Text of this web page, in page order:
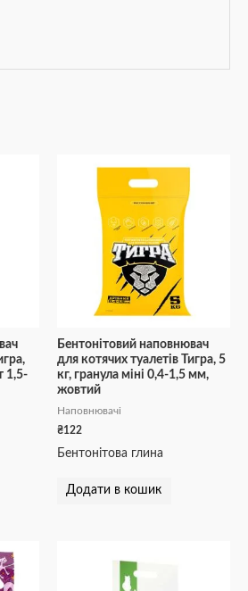
1,5-
Бентонітовий наповнювач
для котячих туалетів Тигра, 5
кг, гранула міні 0,4-1,5 мм,
жовтий
Наповнювачі
₴122
Бентонітова глина
Додати в кошик